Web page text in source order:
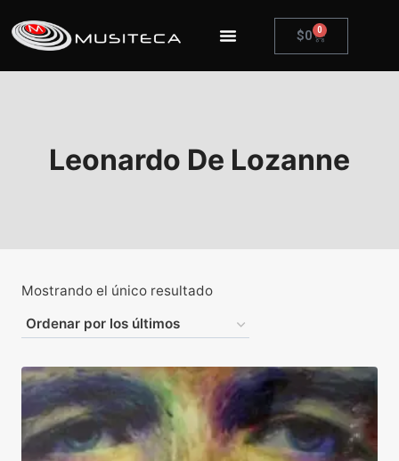
$0 0
Leonardo De Lozanne
Mostrando el único resultado